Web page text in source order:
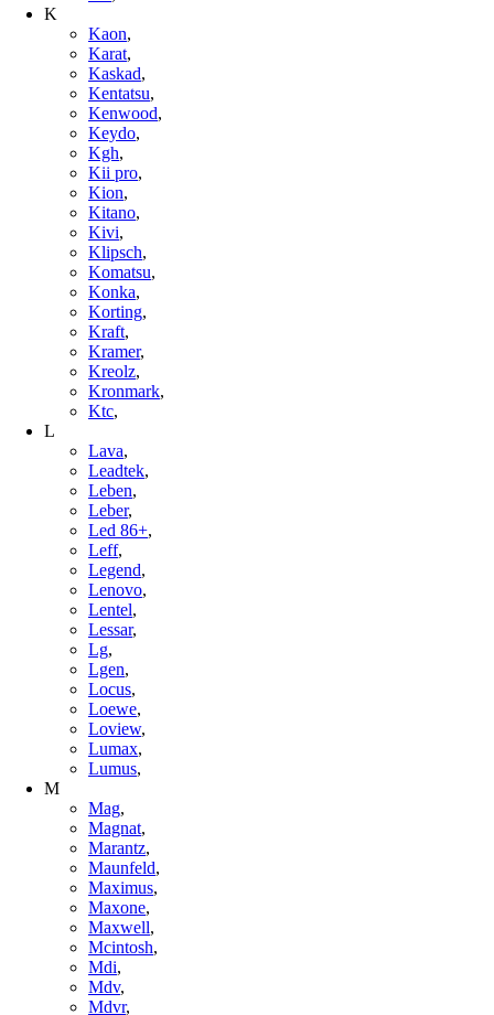
K
Kaon,
Karat,
Kaskad,
Kentatsu,
Kenwood,
Keydo,
Kgh,
Kii pro,
Kion,
Kitano,
Kivi,
Klipsch,
Komatsu,
Konka,
Korting,
Kraft,
Kramer,
Kreolz,
Kronmark,
Ktc,
L
Lava,
Leadtek,
Leben,
Leber,
Led 86+,
Leff,
Legend,
Lenovo,
Lentel,
Lessar,
Lg,
Lgen,
Locus,
Loewe,
Loview,
Lumax,
Lumus,
M
Mag,
Magnat,
Marantz,
Maunfeld,
Maximus,
Maxone,
Maxwell,
Mcintosh,
Mdi,
Mdv,
Mdvr,